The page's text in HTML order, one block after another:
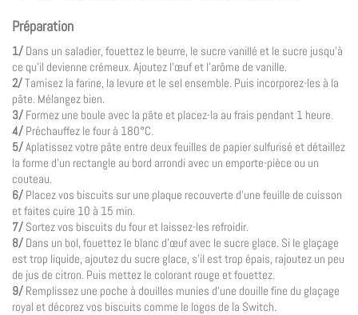
Préparation
1/ Dans un saladier, fouettez le beurre, le sucre vanillé et le sucre jusqu’à
ce qu’il devienne crémeux. Ajoutez l’œuf et l’arôme de vanille.
2/Tamisez la farine, la levure et le sel ensemble. Puis incorporez-les à la
pâte. Mélangez bien.
3/ Formez une boule avec la pâte et placez-la au frais pendant 1 heure.
4/ Préchauffez le four à 180°C.
5/Aplatissez votre pâte entre deux feuilles de papier sulfurisé et détaillez
la forme d’un rectangle au bord arrondi avec un emporte-pièce ou un
couteau.
6/ Placez vos biscuits sur une plaque recouverte d’une feuille de cuisson
et faites cuire 10 à 15 min.
7/ Sortez vos biscuits du four et laissez-les refroidir.
8/ Dans un bol, fouettez le blanc d’œuf avec le sucre glace. Si le glaçage
est trop liquide, ajoutez du sucre glace, s’il est trop épais, rajoutez un peu
de jus de citron. Puis mettez le colorant rouge et fouettez.
9/ Remplissez une poche à douilles munies d’une douille fine du glaçage
royal et décorez vos biscuits comme le logos de la Switch.